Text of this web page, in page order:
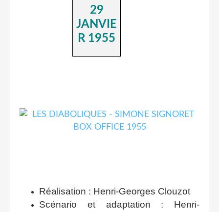
29
JANVIE
R 1955
Réalisation : Henri-Georges Clouzot
Scénario et adaptation : Henri-